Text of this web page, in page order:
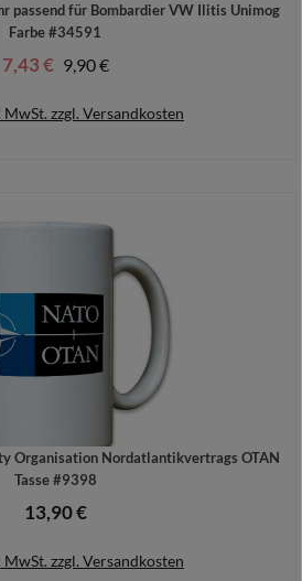
passend für Bombardier VW Ilitis Unimog
Farbe #34591
Verkaufspreis:
7,43 € Regulärer Preis:
9,90 €
zzgl. Versandkosten
Details
Organisation Nordatlantikvertrags OTAN
Tasse #9398
Regulärer Preis:
13,90 €
zzgl. Versandkosten